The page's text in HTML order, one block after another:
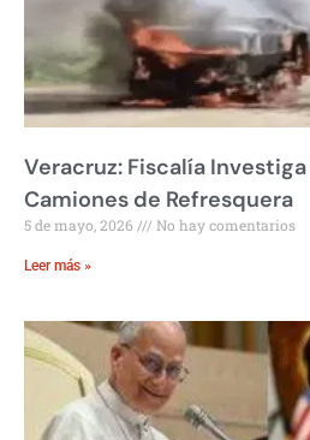
Veracruz: Fiscalía
Camiones de Refresquera
5 de mayo, 2026 No hay comentarios
Leer más »